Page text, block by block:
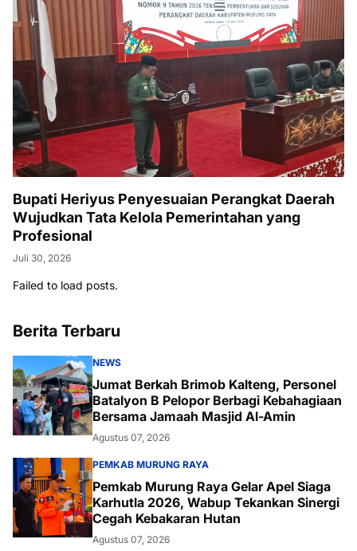
Bupati Heriyus Penyesuaian Perangkat Daerah
Wujudkan Tata Kelola Pemerintahan yang
Profesional
Juli 30, 2026
Failed to load posts.
Berita Terbaru
NEWS
Jumat Berkah Brimob Kalteng, Personel
Batalyon B Pelopor Berbagi Kebahagiaan
Bersama Jamaah Masjid Al-Amin
Agustus 07, 2026
PEMKAB MURUNG RAYA
Pemkab Murung Raya Gelar Apel Siaga
Karhutla 2026, Wabup Tekankan Sinergi
Cegah Kebakaran Hutan
Agustus 07, 2026